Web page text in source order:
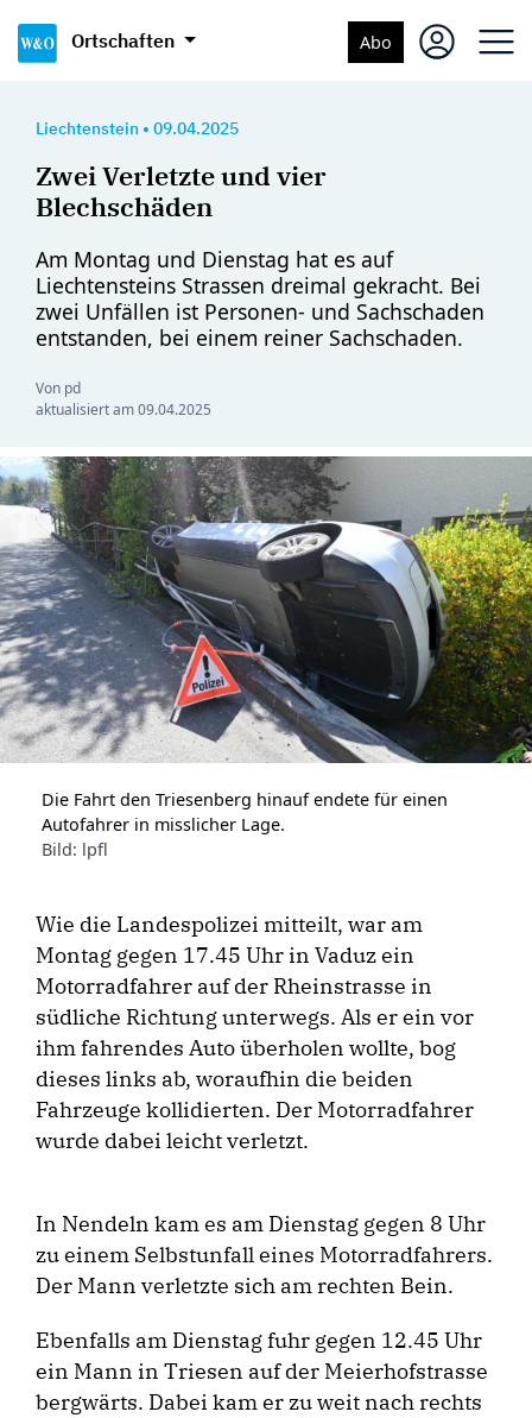
Ortschaften Abo
Liechtenstein • 09.04.2025
Zwei Verletzte und vier
Blechschäden
Am Montag und Dienstag hat es auf
Liechtensteins Strassen dreimal gekracht. Bei
zwei Unfällen ist Personen- und Sachschaden
entstanden, bei einem reiner Sachschaden.
Von pd
aktualisiert am09.04.2025
Die Fahrt den Triesenberg hinauf endete für einen
Autofahrer in misslicher Lage.
Bild: lpfl
Wie die Landespolizei mitteilt, war am
Montag gegen 17.45 Uhr in Vaduz ein
Motorradfahrer auf der Rheinstrasse in
südliche Richtung unterwegs. Als er ein vor
ihm fahrendes Auto überholen wollte, bog
dieses links ab, woraufhin die beiden
Fahrzeuge kollidierten. Der Motorradfahrer
wurde dabei leicht verletzt.
In Nendeln kam es am Dienstag gegen 8 Uhr
zu einem Selbstunfall eines Motorradfahrers.
Der Mann verletzte sich am rechten Bein.
Ebenfalls am Dienstag fuhr gegen 12.45 Uhr
ein Mann in Triesen auf der Meierhofstrasse
bergwärts. Dabei kam er zu weit nach rechts